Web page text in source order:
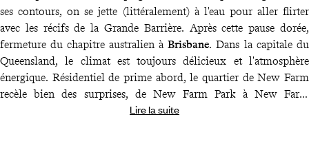
ses contours, on se jette (littéralement) à l'eau pour aller flirter
avec les récifs de la Grande Barrière. Après cette pause dorée,
fermeture du chapitre australien à Brisbane. Dans la capitale du
Queensland, le climat est toujours délicieux et l'atmosphère
énergique. Résidentiel de prime abord, le quartier de New Farm
recèle bien des surprises, de New Farm Park à New Farm
Powerhouse – voyez par vous-même depuis votre adresse posée
Lire la suite